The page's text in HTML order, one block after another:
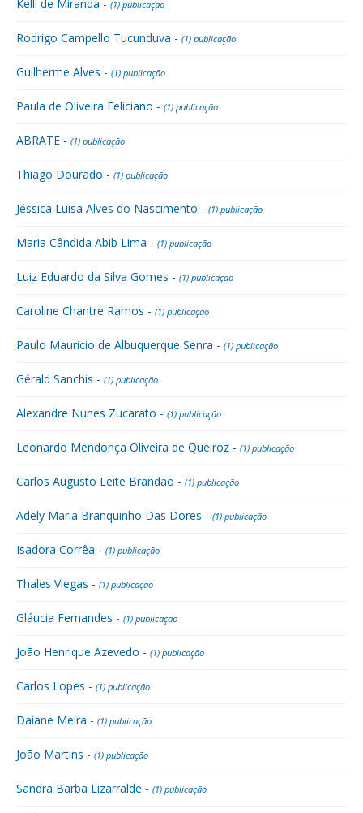
Kelli de Miranda - (1) publicação
Rodrigo Campello Tucunduva - (1) publicação
Guilherme Alves - (1) publicação
Paula de Oliveira Feliciano - (1) publicação
ABRATE - (1) publicação
Thiago Dourado - (1) publicação
Jéssica Luisa Alves do Nascimento - (1) publicação
Maria Cândida Abib Lima - (1) publicação
Luiz Eduardo da Silva Gomes - (1) publicação
Caroline Chantre Ramos - (1) publicação
Paulo Mauricio de Albuquerque Senra - (1) publicação
Gérald Sanchis - (1) publicação
Alexandre Nunes Zucarato - (1) publicação
Leonardo Mendonça Oliveira de Queiroz - (1) publicação
Carlos Augusto Leite Brandão - (1) publicação
Adely Maria Branquinho Das Dores - (1) publicação
Isadora Corrêa - (1) publicação
Thales Viegas - (1) publicação
Gláucia Fernandes - (1) publicação
João Henrique Azevedo - (1) publicação
Carlos Lopes - (1) publicação
Daiane Meira - (1) publicação
João Martins - (1) publicação
Sandra Barba Lizarralde - (1) publicação